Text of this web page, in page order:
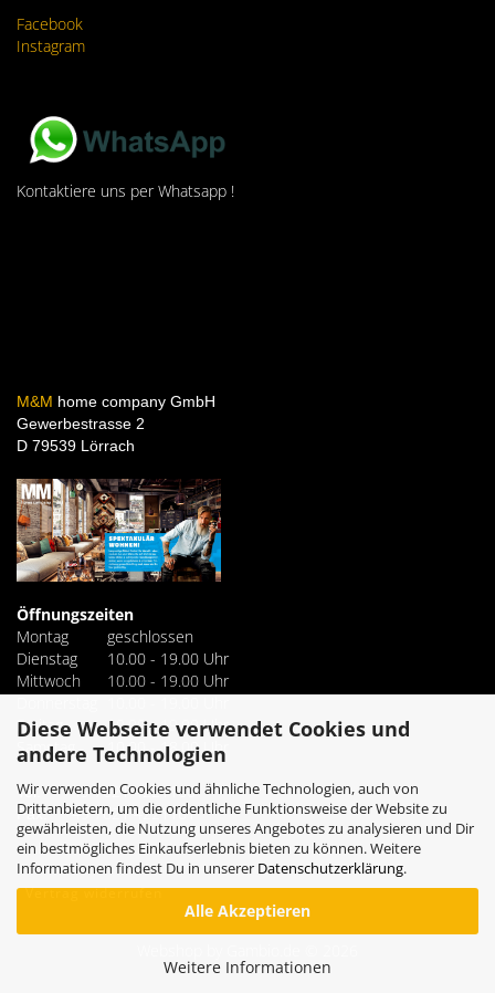
Diese Webseite verwendet Cookies und
andere Technologien
Wir verwenden Cookies und ähnliche Technologien, auch von
Drittanbietern, um die ordentliche Funktionsweise der Website zu
gewährleisten, die Nutzung unseres Angebotes zu analysieren und Dir
ein bestmögliches Einkaufserlebnis bieten zu können. Weitere
Informationen findest Du in unserer Datenschutzerklärung.
Alle Akzeptieren
Weitere Informationen
Facebook
Instagram
Kontaktiere uns per Whatsapp !
M&M home company GmbH
Gewerbestrasse 2
D 79539 Lörrach
Öffnungszeiten
Montag
geschlossen
Dienstag
10.00 - 19.00 Uhr
Mittwoch
10.00 - 19.00 Uhr
Freitag
10.00 - 19.00 Uhr
Samstag 10.00 - 18.00 Uhr
Tel. +49 7621 4221160
Fax. +49 7621 4221161
Vertrag widerrufen